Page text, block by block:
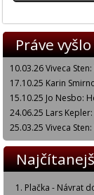
Práve
10.03.26 Viveca
17.10.25 Karin
15.10.25 Jo Nesbo:
24.06.25 Lars
25.03.25 Viveca
Plačka - Návrat